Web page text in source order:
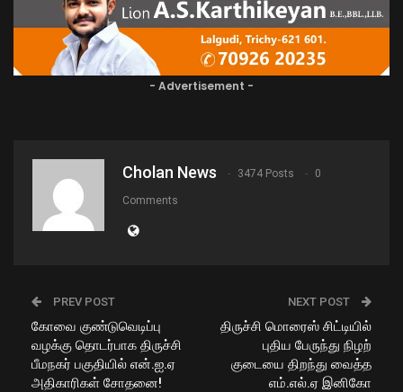
- Advertisement -
Cholan News 3474 Posts 0
Comments
PREV POST
கோவை குண்டுவெடிப்பு
வழக்கு தொடர்பாக திருச்சி
பீமநகர் பகுதியில் என்.ஐ.ஏ
அதிகாரிகள் சோதனை!
NEXT POST
திருச்சி மொரைஸ் சிட்டியில்
புதிய பேருந்து நிழற்
குடையை திறந்து வைத்த
எம்.எல்.ஏ இனிகோ